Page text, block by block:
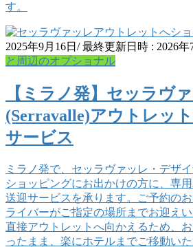
す。
2025年9月16日 / 最終更新日時 : 2026年
と周辺のオプショナル
【ミラノ発】セッラヴ
(Serravalle)アウトレッ
サービス
ミラノ発で、セッラヴァッレ・デザ
ショッピングにお出かけの方に、専
送迎サービスを承ります。ご予約の
ライバーがご指定の場所までお迎え
直接アウトレットへ向かえるため、
ったまま、楽にホテルまでご移動いた